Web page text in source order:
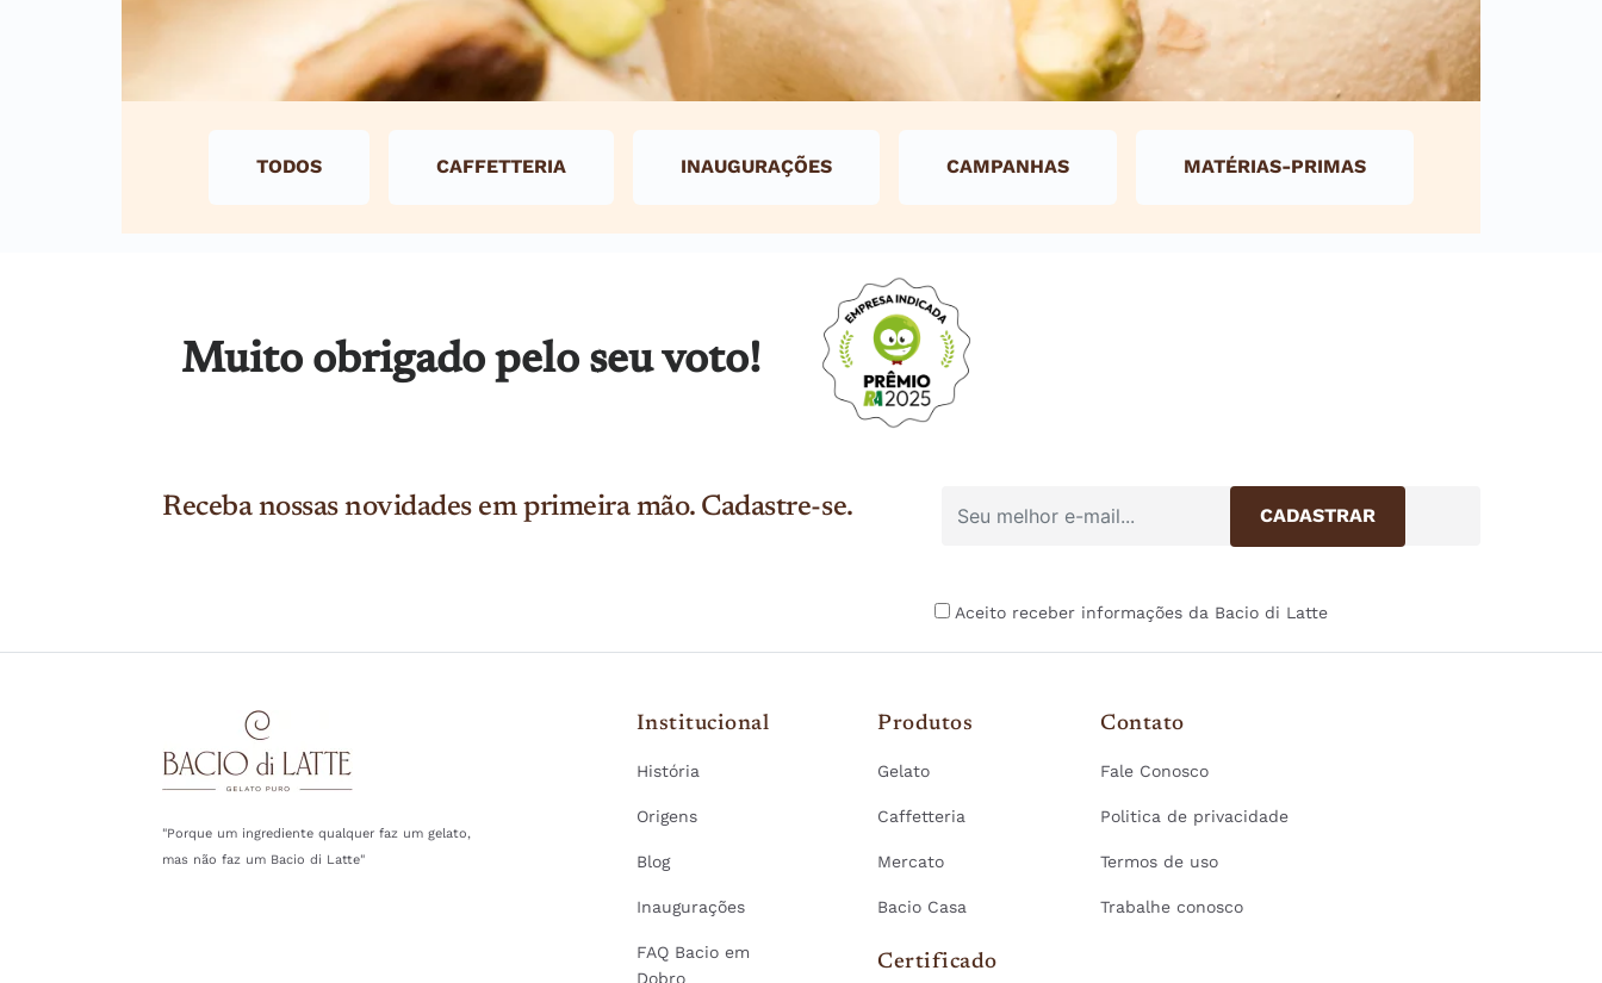
TODOS CAFFETTERIA INAUGURAÇÕES CAMPANHAS MATÉRIAS-PRIMAS
Muito obrigado pelo seu voto!
Receba nossas novidades em primeira mão. Cadastre-se.
Aceito receber informações da Bacio di Latte
"Porque um ingrediente qualquer faz um gelato,
mas não faz um Bacio di Latte"
Institucional
História
Origens
Blog
Inaugurações
FAQ Bacio em
Dobro
Produtos
Gelato
Caffetteria
Mercato
Bacio Casa
Certificado
Contato
Fale Conosco
Politica de privacidade
Termos de uso
Trabalhe conosco